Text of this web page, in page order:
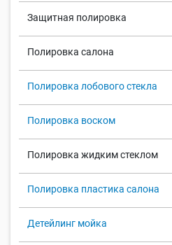
Защитная полировка
Полировка салона
Полировка лобового стекла
Полировка воском
Полировка жидким стеклом
Полировка пластика салона
Детейлинг мойка